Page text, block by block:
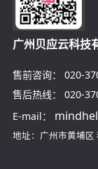
广州贝应云科技
售前咨询： 020-
售后热线：
020-
E-mail：
地址：广州市黄埔区